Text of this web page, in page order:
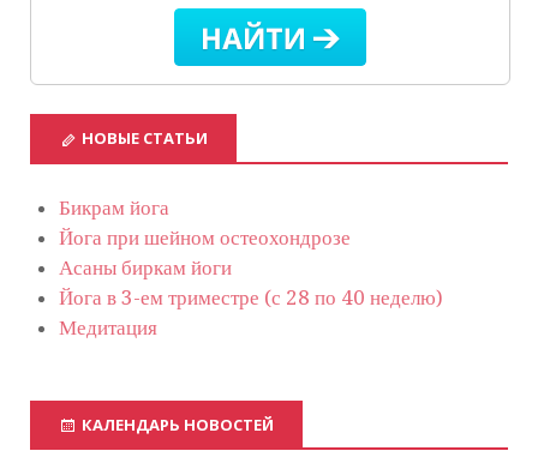
НОВЫЕ СТАТЬИ
Бикрам йога
Йога при шейном остеохондрозе
Асаны биркам йоги
Йога в 3-ем триместре (с 28 по 40 неделю)
Медитация
КАЛЕНДАРЬ НОВОСТЕЙ